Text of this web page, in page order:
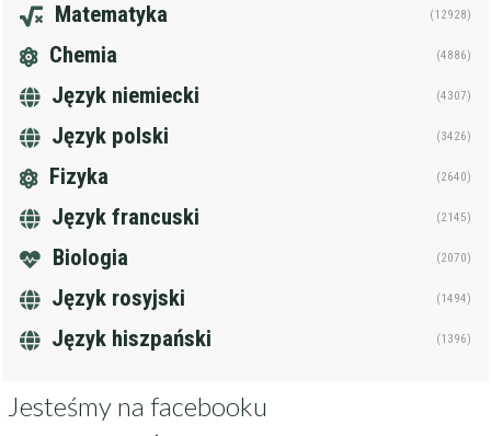
Matematyka (12928)
Chemia (4886)
Język niemiecki (4307)
Język polski (3426)
Fizyka (2640)
Język francuski (2145)
Biologia (2070)
Język rosyjski (1494)
Język hiszpański (1396)
Jesteśmy na facebooku